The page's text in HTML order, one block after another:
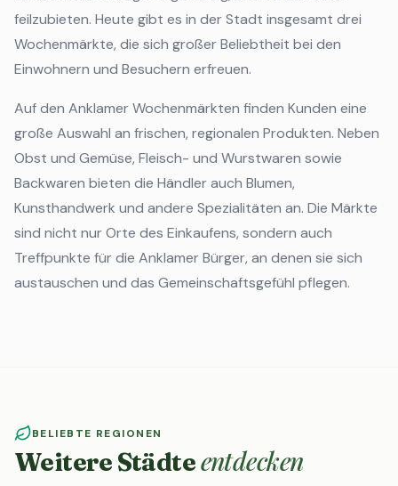
feilzubieten. Heute gibt es in der Stadt insgesamt drei
Wochenmärkte, die sich großer Beliebtheit bei den
Einwohnern und Besuchern erfreuen.
Auf den Anklamer Wochenmärkten finden Kunden eine
große Auswahl an frischen, regionalen Produkten. Neben
Obst und Gemüse, Fleisch- und Wurstwaren sowie
Backwaren bieten die Händler auch Blumen,
Kunsthandwerk und andere Spezialitäten an. Die Märkte
sind nicht nur Orte des Einkaufens, sondern auch
Treffpunkte für die Anklamer Bürger, an denen sie sich
austauschen und das Gemeinschaftsgefühl pflegen.
BELIEBTE REGIONEN
Weitere Städteentdecken